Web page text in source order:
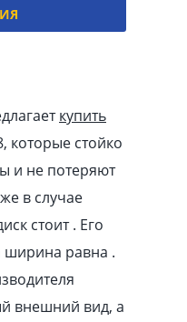
купить
которые стойко
и не потеряют
в случае
стоит . Его
ширина равна .
внешний вид, а